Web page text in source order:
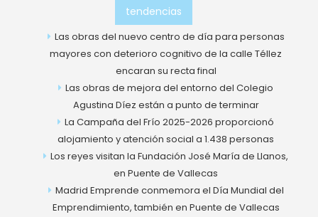
tendencias
Las obras del nuevo centro de día para personas
mayores con deterioro cognitivo de la calle Téllez
encaran su recta final
Las obras de mejora del entorno del Colegio
Agustina Díez están a punto de terminar
La Campaña del Frío 2025-2026 proporcionó
alojamiento y atención social a 1.438 personas
Los reyes visitan la Fundación José María de Llanos,
en Puente de Vallecas
Madrid Emprende conmemora el Día Mundial del
Emprendimiento, también en Puente de Vallecas